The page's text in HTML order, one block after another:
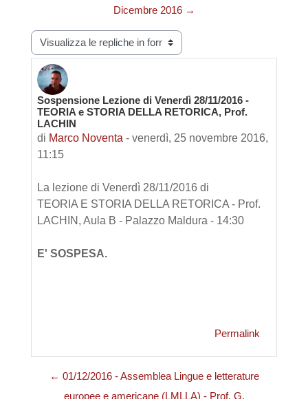
Dicembre 2016 →
Modalità visualizzazione
Sospensione Lezione di Venerdì 28/11/2016 -
TEORIA e STORIA DELLA RETORICA, Prof.
LACHIN
di Marco Noventa - venerdì, 25 novembre 2016,
11:15
Numero di risposte: 0
La lezione di Venerdì 28/11/2016 di
TEORIA E STORIA DELLA RETORICA - Prof.
LACHIN, Aula B - Palazzo Maldura - 14:30
E' SOSPESA.
Permalink
← 01/12/2016 - Assemblea Lingue e letterature
europee e americane (LMLLA) - Prof. G.